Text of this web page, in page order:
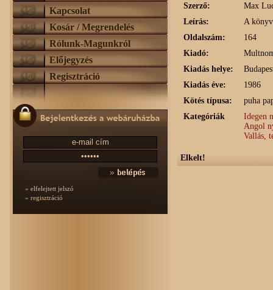
Kapcsolat
Kosár / Megrendelés
Rólunk-Magunkról
Előjegyzés
Regisztráció
» elfelejtett jelszó
» regisztráció
Szerző:
Max
Leírás:
A
Oldalszám:
164
Kiadó:
Kiadás helye:
Kiadás éve:
1986
Kötés típusa:
puha
Kategóriák
Idegen
Angol
Vallás,
Elkelt!